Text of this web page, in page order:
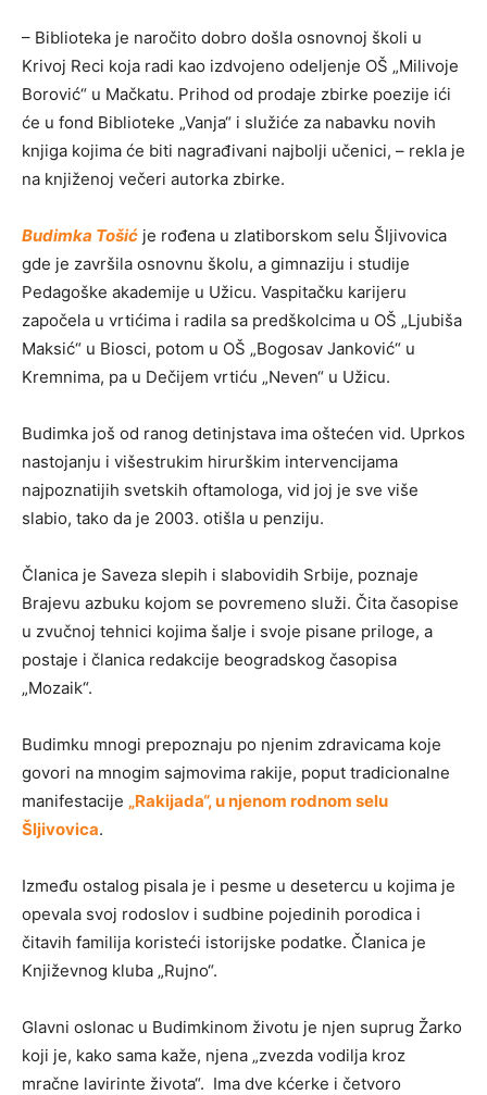
– Biblioteka je naročito dobro došla osnovnoj školi u
Krivoj Reci koja radi kao izdvojeno odeljenje OŠ „Milivoje
Borović“ u Mačkatu. Prihod od prodaje zbirke poezije ići
će u fond Biblioteke „Vanja“ i služiće za nabavku novih
knjiga kojima će biti nagrađivani najbolji učenici, – rekla je
na knjiženoj večeri autorka zbirke.
Budimka Tošić je rođena u zlatiborskom selu Šljivovica
gde je završila osnovnu školu, a gimnaziju i studije
Pedagoške akademije u Užicu. Vaspitačku karijeru
započela u vrtićima i radila sa predškolcima u OŠ „Ljubiša
Maksić“ u Biosci, potom u OŠ „Bogosav Janković“ u
Kremnima, pa u Dečijem vrtiću „Neven“ u Užicu.
Budimka još od ranog detinjstava ima oštećen vid. Uprkos
nastojanju i višestrukim hirurškim intervencijama
najpoznatijih svetskih oftamologa, vid joj je sve više
slabio, tako da je 2003. otišla u penziju.
Članica je Saveza slepih i slabovidih Srbije, poznaje
Brajevu azbuku kojom se povremeno služi. Čita časopise
u zvučnoj tehnici kojima šalje i svoje pisane priloge, a
postaje i članica redakcije beogradskog časopisa
„Mozaik“.
Budimku mnogi prepoznaju po njenim zdravicama koje
govori na mnogim sajmovima rakije, poput tradicionalne
manifestacije „Rakijada“, u njenom rodnom selu
Šljivovica.
Između ostalog pisala je i pesme u desetercu u kojima je
opevala svoj rodoslov i sudbine pojedinih porodica i
čitavih familija koristeći istorijske podatke. Članica je
Književnog kluba „Rujno“.
Glavni oslonac u Budimkinom životu je njen suprug Žarko
koji je, kako sama kaže, njena „zvezda vodilja kroz
mračne lavirinte života“. Ima dve kćerke i četvoro